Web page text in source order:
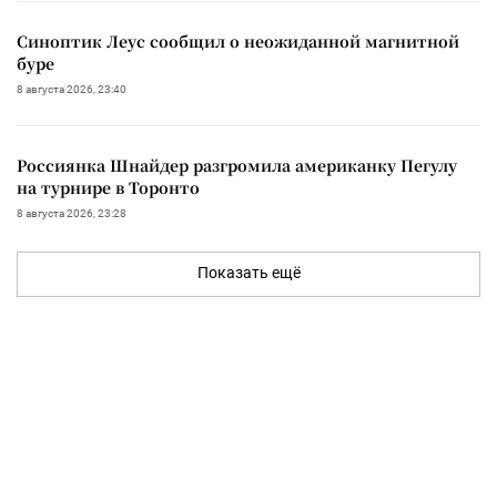
Синоптик Леус сообщил о неожиданной магнитной
буре
8 августа 2026, 23:40
Россиянка Шнайдер разгромила американку Пегулу
на турнире в Торонто
8 августа 2026, 23:28
Показать ещё